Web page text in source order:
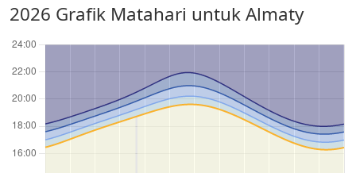
2026 Grafik Matahari untuk Almaty